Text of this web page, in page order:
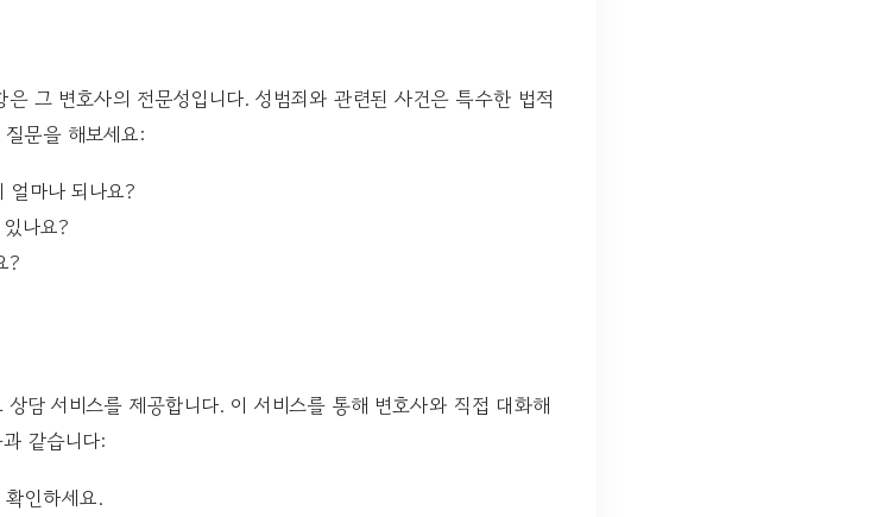
그 변호사의 전문성입니다. 성범죄와 관련된 사건은 특수한 법적
문을 해보세요:
얼마나 되나요?
나요?
?
담 서비스를 제공합니다. 이 서비스를 통해 변호사와 직접 대화해
같습니다:
인하세요.